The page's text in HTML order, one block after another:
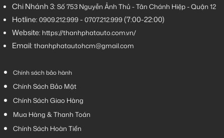
Chi Nhánh 3: Số 753Nguyễn Ảnh Thủ - Tân Chánh Hiệp - Quận 12
Hotline: 0909.212.999- 0707.212.999(7:00-22:00)
Website: https://thanhphatauto.com.vn/
Email: thanhphatautohcm@gmail.com
Chính sách bảo hành
Chính Sách Bảo Mật
Chính Sách Giao Hàng
Mua Hàng & Thanh Toán
Chính Sách Hoàn Tiền